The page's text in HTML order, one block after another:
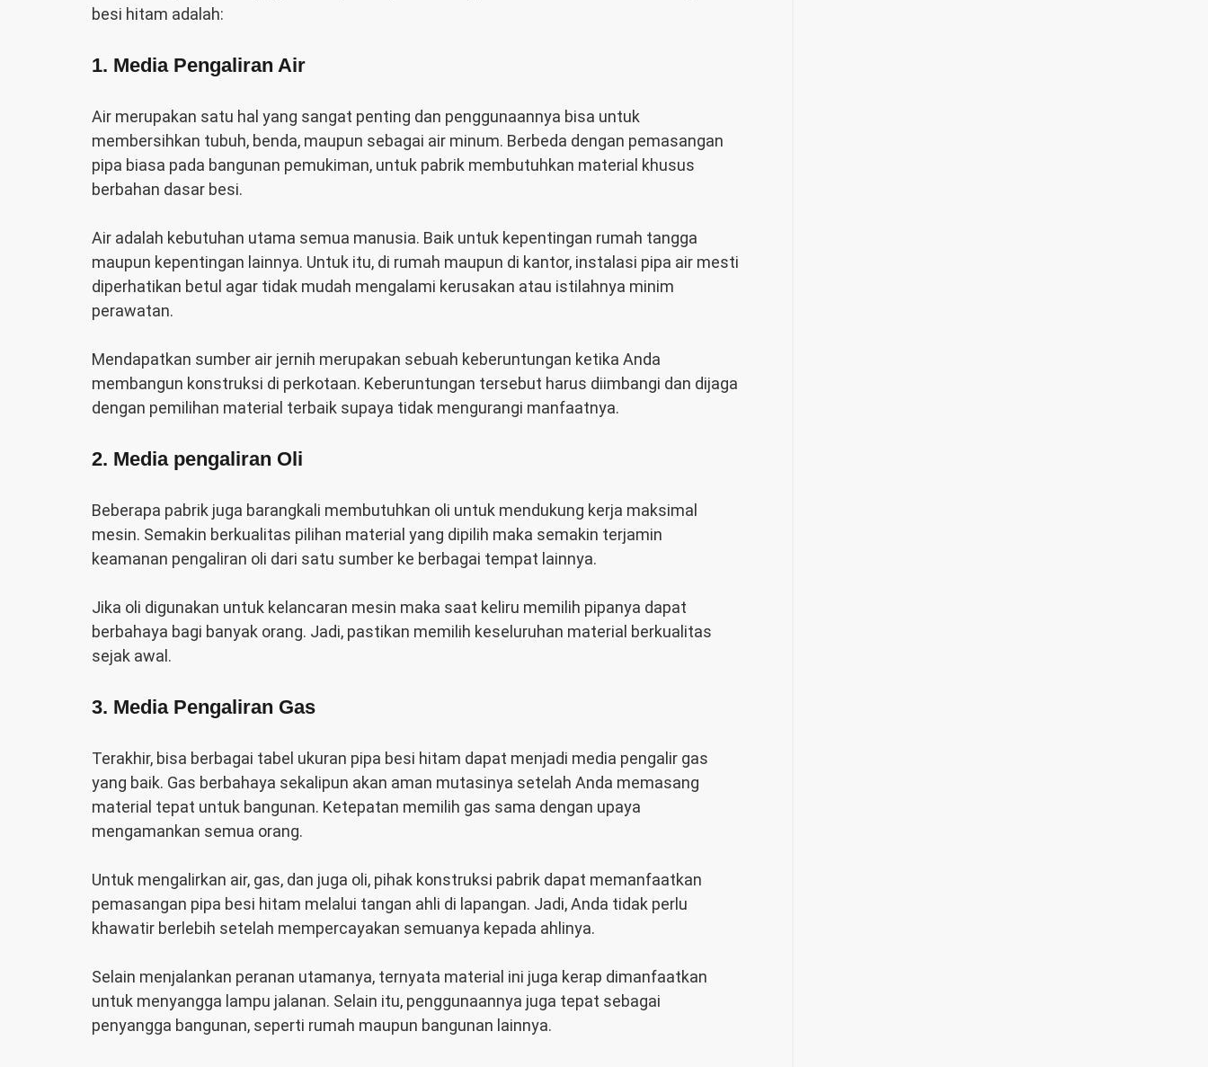
besi hitam adalah:
1. Media Pengaliran Air
Air merupakan satu hal yang sangat penting dan penggunaannya bisa untuk
membersihkan tubuh, benda, maupun sebagai air minum. Berbeda dengan pemasangan
pipa biasa pada bangunan pemukiman, untuk pabrik membutuhkan material khusus
berbahan dasar besi.
Air adalah kebutuhan utama semua manusia. Baik untuk kepentingan rumah tangga
maupun kepentingan lainnya. Untuk itu, di rumah maupun di kantor, instalasi pipa air mesti
diperhatikan betul agar tidak mudah mengalami kerusakan atau istilahnya minim
perawatan.
Mendapatkan sumber air jernih merupakan sebuah keberuntungan ketika Anda
membangun konstruksi di perkotaan. Keberuntungan tersebut harus diimbangi dan dijaga
dengan pemilihan material terbaik supaya tidak mengurangi manfaatnya.
2. Media pengaliran Oli
Beberapa pabrik juga barangkali membutuhkan oli untuk mendukung kerja maksimal
mesin. Semakin berkualitas pilihan material yang dipilih maka semakin terjamin
keamanan pengaliran oli dari satu sumber ke berbagai tempat lainnya.
Jika oli digunakan untuk kelancaran mesin maka saat keliru memilih pipanya dapat
berbahaya bagi banyak orang. Jadi, pastikan memilih keseluruhan material berkualitas
sejak awal.
3. Media Pengaliran Gas
Terakhir, bisa berbagai tabel ukuran pipa besi hitam dapat menjadi media pengalir gas
yang baik. Gas berbahaya sekalipun akan aman mutasinya setelah Anda memasang
material tepat untuk bangunan. Ketepatan memilih gas sama dengan upaya
mengamankan semua orang.
Untuk mengalirkan air, gas, dan juga oli, pihak konstruksi pabrik dapat memanfaatkan
pemasangan pipa besi hitam melalui tangan ahli di lapangan. Jadi, Anda tidak perlu
khawatir berlebih setelah mempercayakan semuanya kepada ahlinya.
Selain menjalankan peranan utamanya, ternyata material ini juga kerap dimanfaatkan
untuk menyangga lampu jalanan. Selain itu, penggunaannya juga tepat sebagai
penyangga bangunan, seperti rumah maupun bangunan lainnya.